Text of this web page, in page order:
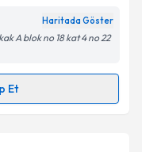
ilişkinAydınlatma
ediyorum.
Haritada Göster
A blok no 18 kat 4 no 22
Et
takvimi talebi